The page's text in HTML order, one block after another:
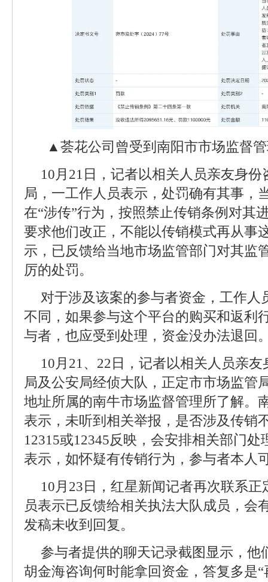
▲荟花公司曾受到南阳市市场监督
10月21日，记者以相关人员亲友身
局，一工作人员表示，处罚确有其事，
在“涉传”行为，按照禁止传销条例对其
要求他们改正，不能以传销模式再从事
示，已反馈给当地市场监管部门对其监
厉的处罚。
对于涉及该案的参与者资金，工作人
不同，如果参与这个平台的购买和返利
与者，也应受到处理，资金没办法退回
10月21、22日，记者以相关人员亲
局及公安局经侦大队，正定市市场监管
地址所属的南牛市场监督管理所了解。
表示，未听到相关举报，是否涉及传销
12315或12345反映，会安排相关部门
表示，如怀疑有传销行为，参与者本人
10月23日，红星新闻记者再次联系
员表示已反馈给相关执法大队成员，会
发稿未收到回复。
参与者提供的聊天记录截图显示，他
胡金海咨询何时能拿回资金，答复多是